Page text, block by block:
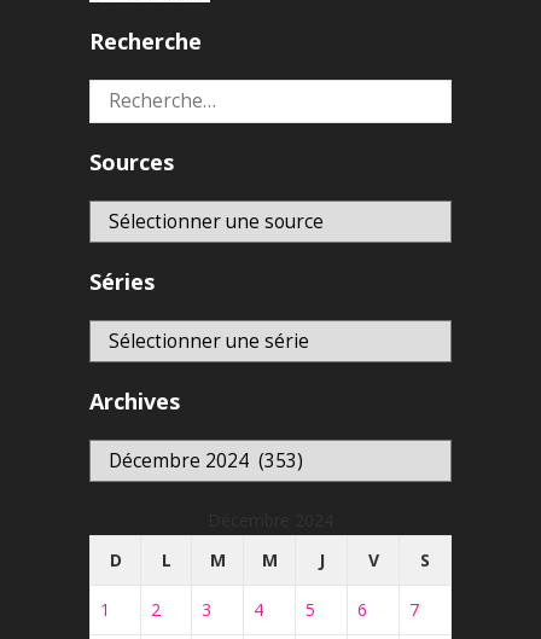
Recherche
Rechercher :
Sources
Séries
Archives
Archives
D
L M M J V S
1 2 3 4 5 6 7